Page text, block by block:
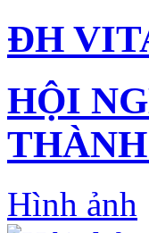
ĐH
HỘI
Hình ảnh